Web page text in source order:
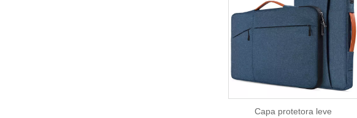
Capa protetora leve